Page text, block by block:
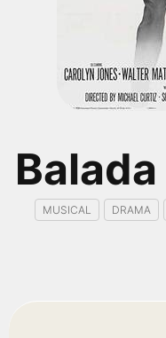
MUSICAL DRAMA
encontrar os filmes no
qualquer cidade em território
acessar informações sobre